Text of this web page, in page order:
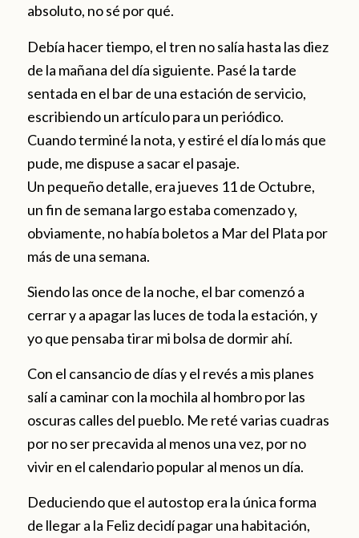
absoluto, no sé por qué.
Debía hacer tiempo, el tren no salía hasta las diez
de la mañana del día siguiente. Pasé la tarde
sentada en el bar de una estación de servicio,
escribiendo un artículo para un periódico.
Cuando terminé la nota, y estiré el día lo más que
pude, me dispuse a sacar el pasaje.
Un pequeño detalle, era jueves 11 de Octubre,
un fin de semana largo estaba comenzado y,
obviamente, no había boletos a Mar del Plata por
más de una semana.
Siendo las once de la noche, el bar comenzó a
cerrar y a apagar las luces de toda la estación, y
yo que pensaba tirar mi bolsa de dormir ahí.
Con el cansancio de días y el revés a mis planes
salí a caminar con la mochila al hombro por las
oscuras calles del pueblo. Me reté varias cuadras
por no ser precavida al menos una vez, por no
vivir en el calendario popular al menos un día.
Deduciendo que el autostop era la única forma
de llegar a la Feliz decidí pagar una habitación,